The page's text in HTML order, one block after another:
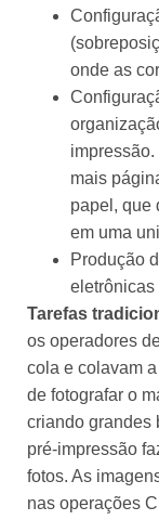
onde as
mais
papel, que
em uma
Produção
eletrônicas
Tarefas
os operadores
cola e colavam
de fotografar o
criando grandes
pré-impressão
fotos. As
nas operações